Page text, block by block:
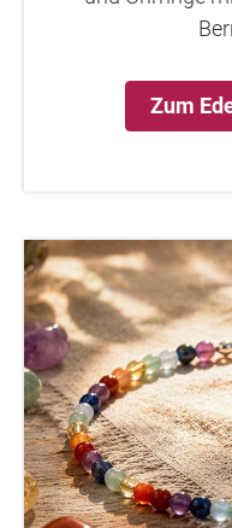
Zum